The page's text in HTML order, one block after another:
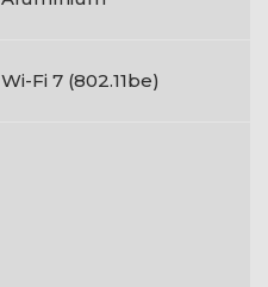
Wi-Fi 7 (802.11be)